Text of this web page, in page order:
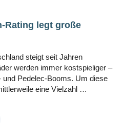
Rating legt große
steigt seit Jahren
werden immer kostspieliger –
Pedelec-Booms. Um diese
eine Vielzahl …